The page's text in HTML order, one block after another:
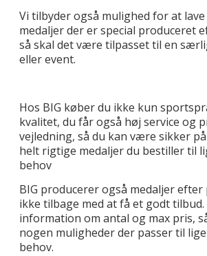
Vi tilbyder også mulighed for at
medaljer der er special produceret
så skal det være tilpasset til en
eller event.
Hos BIG køber du ikke kun
kvalitet, du får også høj service og
vejledning, så du kan være sikker
helt rigtige medaljer du bestiller til
behov
BIG producerer også medaljer efter
ikke tilbage med at få et godt tilbud.
information om antal og max pris,
nogen muligheder der passer til
behov.